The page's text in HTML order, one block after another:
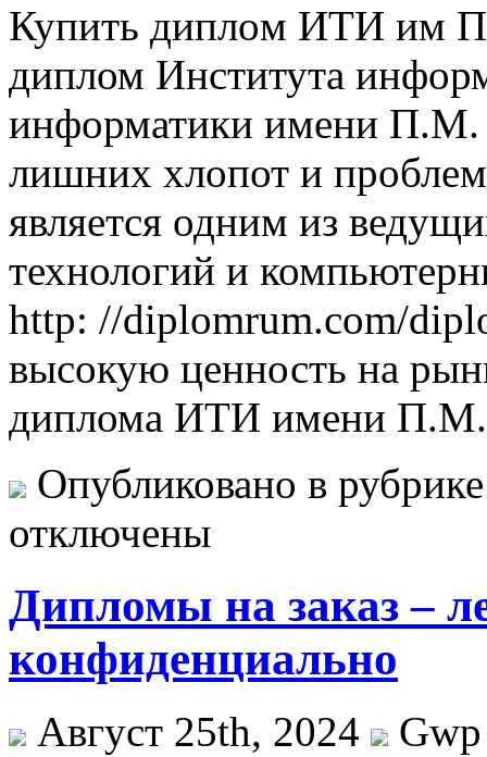
Купить диплoм ИТИ им
диплом Института
информатики имени П.М.
лишних хлопот и
является одним из
технологий и
http: //diplomrum.com/
высокую ценность на
диплома ИТИ имени
Опубликовано в
отключены
Дипломы на заказ –
конфиденциально
Август 25th, 2024
Gwp